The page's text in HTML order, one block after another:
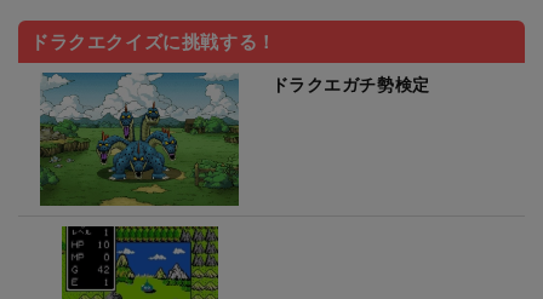
ドラクエクイズに挑戦する！
ドラクエガチ勢検定